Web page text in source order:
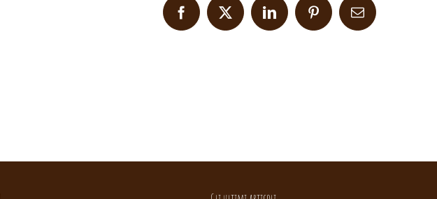
Facebook
X LinkedInPinterestEmail